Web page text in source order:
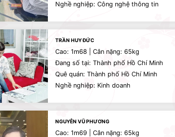
Nghề nghiệp: Công nghệ thông tin
TRẦN HUY ĐỨC
Cao: 1m68 | Cân nặng: 65kg
Đang số tại: Thành phố Hồ Chí Minh
Quê quán: Thành phố Hồ Chí Minh
Nghề nghiệp: Kinh doanh
NGUYỄN VŨ PHƯƠNG
Cao: 1m69 | Cân nặng: 65kg